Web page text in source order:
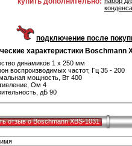
подключение после
характеристики Boschmann
динамиков 1 х 250 мм
воспроизводимых частот, Гц 35 - 200
мощность, Вт 400
Ом 4
дБ 90
отзыв о Boschmann XBS-1031